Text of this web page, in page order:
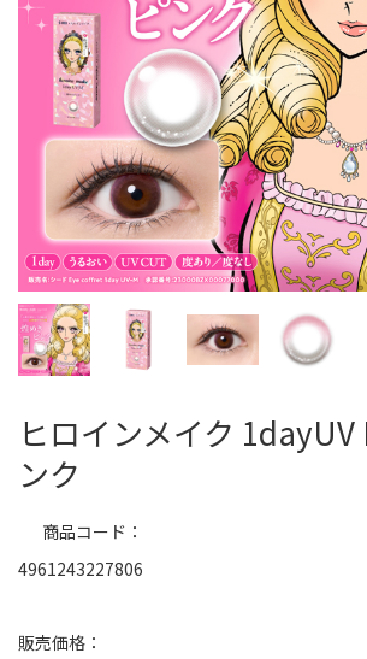
ヒロインメイク 1dayUV
ンク
商品コード
4961243227806